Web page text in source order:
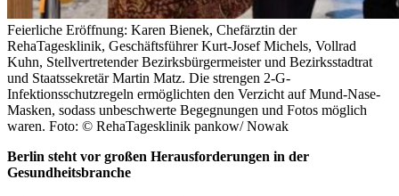
Feierliche Eröffnung: Karen Bienek, Chefärztin der
RehaTagesklinik, Geschäftsführer Kurt-Josef Michels, Vollrad
Kuhn, Stellvertretender Bezirksbürgermeister und Bezirksstadtrat
und Staatssekretär Martin Matz. Die strengen 2-G-
Infektionsschutzregeln ermöglichten den Verzicht auf Mund-Nase-
Masken, sodass unbeschwerte Begegnungen und Fotos möglich
waren. Foto: © RehaTagesklinik pankow/ Nowak
Berlin steht vor großen Herausforderungen in der
Gesundheitsbranche